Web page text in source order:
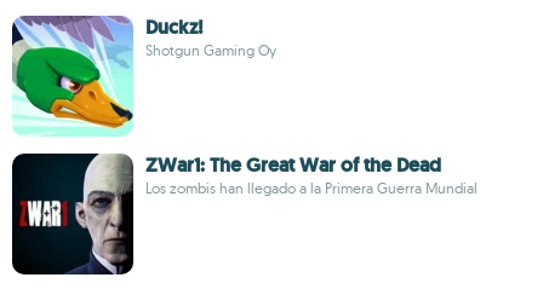
Duckz!
Shotgun Gaming Oy
ZWar1: The Great War of the Dead
Los zombis han llegado a la Primera Guerra Mundial